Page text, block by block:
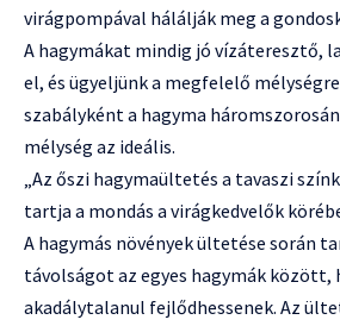
virágpompával hálálják meg a
A hagymákat mindig jó vízáteresztő,
el, és ügyeljünk a megfelelő
szabályként a hagyma
mélység az ideális.
„Az őszi hagymaültetés a tavaszi
tartja a mondás a virágkedvelők
A hagymás növények ültetése során
távolságot az egyes hagymák között,
akadálytalanul fejlődhessenek. Az